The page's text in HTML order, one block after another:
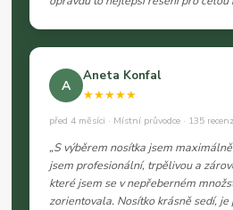
A
Aneta Konfal
★★★★★
před 4 měsíci · Místní průvodce · 135
„S výběrem nosítka jsem
jsem profesionální, trpělivou a
které jsem se v nepřeberném
zorientovala. Nosítko krásně sedí,